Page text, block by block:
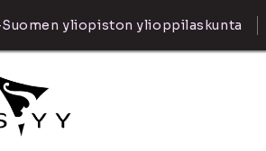
yliopiston ylioppilaskunta